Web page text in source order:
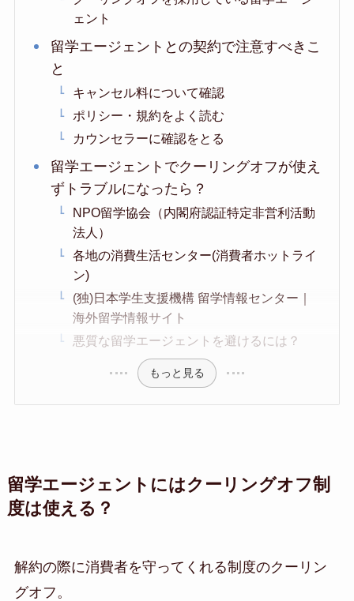
ェント
留学エージェントとの契約で注意すべきこ
と
キャンセル料について確認
ポリシー・規約をよく読む
カウンセラーに確認をとる
留学エージェントでクーリングオフが使え
ずトラブルになったら？
NPO留学協会（内閣府認証特定非営利活動
法人）
各地の消費生活センター(消費者ホットライ
ン)
(独)日本学生支援機構 留学情報センター｜
海外留学情報サイト
悪質な留学エージェントを避けるには？
もっと見る
留学エージェントにはクーリングオフ制
度は使える？
解約の際に消費者を守ってくれる制度のクーリン
グオフ。